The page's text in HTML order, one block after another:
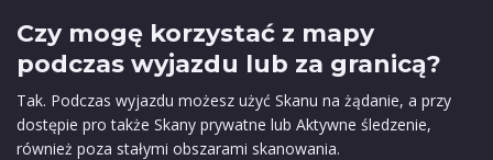
Czy mogę korzystać z mapy
podczas wyjazdu lub za granicą?
Tak. Podczas wyjazdu możesz użyć Skanu na żądanie, a przy
dostępie pro także Skany prywatne lub Aktywne śledzenie,
również poza stałymi obszarami skanowania.